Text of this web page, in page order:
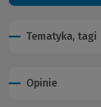
Tematyka, tagi
Opinie